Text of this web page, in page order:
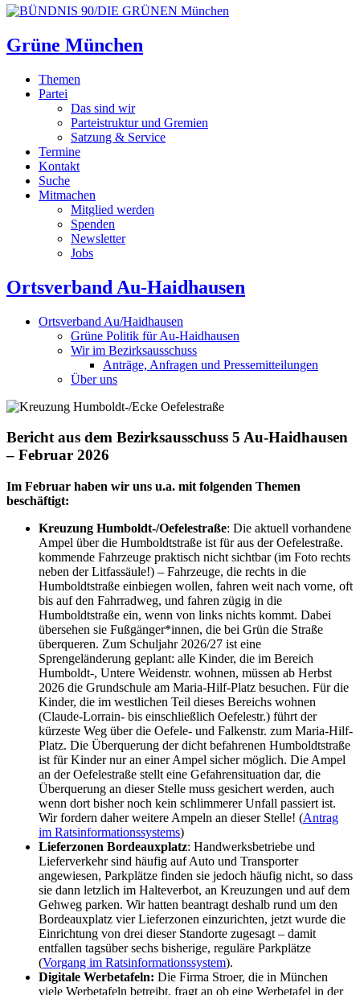
Grüne München
Themen
Partei
Das sind wir
Parteistruktur und Gremien
Satzung & Service
Termine
Kontakt
Suche
Mitmachen
Mitglied werden
Spenden
Newsletter
Jobs
Ortsverband Au-Haidhausen
Ortsverband Au/Haidhausen
Grüne Politik für Au-Haidhausen
Wir im Bezirksausschuss
Anträge, Anfragen und Pressemitteilungen
Über uns
Bericht aus dem Bezirksausschuss 5 Au-Haidhausen
– Februar 2026
Im Februar haben wir uns u.a. mit folgenden Themen
beschäftigt:
Kreuzung Humboldt-/Oefelestraße: Die aktuell vorhandene
Ampel über die Humboldtstraße ist für aus der Oefelestraße.
kommende Fahrzeuge praktisch nicht sichtbar (im Foto rechts
neben der Litfassäule!) – Fahrzeuge, die rechts in die
Humboldtstraße einbiegen wollen, fahren weit nach vorne, oft
bis auf den Fahrradweg, und fahren zügig in die
Humboldtstraße ein, wenn von links nichts kommt. Dabei
übersehen sie Fußgänger*innen, die bei Grün die Straße
überqueren. Zum Schuljahr 2026/27 ist eine
Sprengeländerung geplant: alle Kinder, die im Bereich
Humboldt-, Untere Weidenstr. wohnen, müssen ab Herbst
2026 die Grundschule am Maria-Hilf-Platz besuchen. Für die
Kinder, die im westlichen Teil dieses Bereichs wohnen
(Claude-Lorrain- bis einschließlich Oefelestr.) führt der
kürzeste Weg über die Oefele- und Falkenstr. zum Maria-Hilf-
Platz. Die Überquerung der dicht befahrenen Humboldtstraße
ist für Kinder nur an einer Ampel sicher möglich. Die Ampel
an der Oefelestraße stellt eine Gefahrensituation dar, die
Überquerung an dieser Stelle muss gesichert werden, auch
wenn dort bisher noch kein schlimmerer Unfall passiert ist.
Wir fordern daher weitere Ampeln an dieser Stelle! (Antrag
im Ratsinformationssystems)
Lieferzonen Bordeauxplatz: Handwerksbetriebe und
Lieferverkehr sind häufig auf Auto und Transporter
angewiesen, Parkplätze finden sie jedoch häufig nicht, so dass
sie dann letzlich im Halteverbot, an Kreuzungen und auf dem
Gehweg parken. Wir hatten beantragt deshalb rund um den
Bordeauxplatz vier Lieferzonen einzurichten, jetzt wurde die
Einrichtung von drei dieser Standorte zugesagt – damit
entfallen tagsüber sechs bisherige, reguläre Parkplätze
(Vorgang im Ratsinformationssystem).
Digitale Werbetafeln: Die Firma Stroer, die in München
viele Werbetafeln betreibt, fragt an ob eine Werbetafel in der